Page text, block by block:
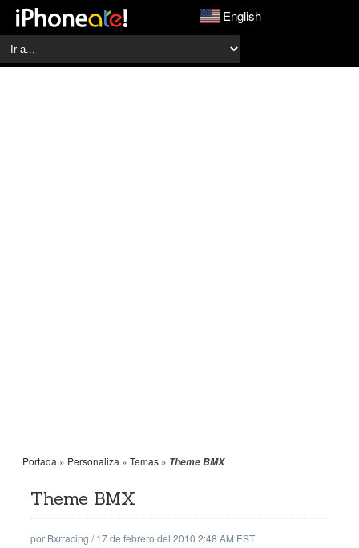
English
Portada » Personaliza » Temas » Theme BMX
Theme BMX
por Bxrracing /17 de febrero del 2010 2:48 AM EST